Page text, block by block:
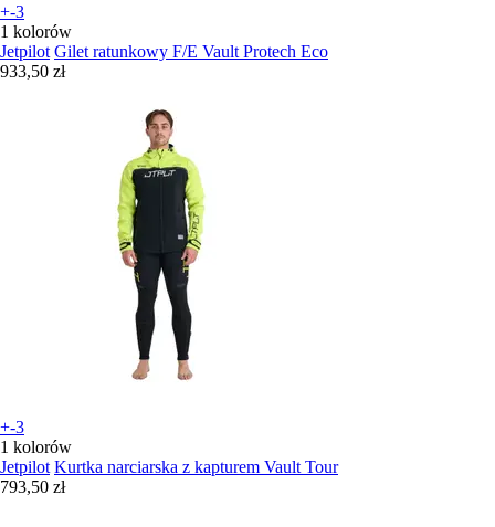
+-3
1 kolorów
Jetpilot Gilet ratunkowy F/E Vault Protech Eco
933,50 zł
+-3
1 kolorów
Jetpilot Kurtka narciarska z kapturem Vault Tour
793,50 zł